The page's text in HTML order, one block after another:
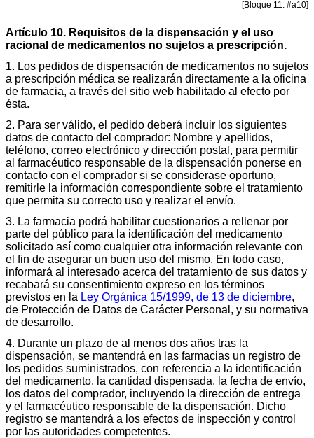
[Bloque 11: #a10]
Artículo 10. Requisitos de la dispensación y el uso
racional de medicamentos no sujetos a prescripción.
1. Los pedidos de dispensación de medicamentos no sujetos
a prescripción médica se realizarán directamente a la oficina
de farmacia, a través del sitio web habilitado al efecto por
ésta.
2. Para ser válido, el pedido deberá incluir los siguientes
datos de contacto del comprador: Nombre y apellidos,
teléfono, correo electrónico y dirección postal, para permitir
al farmacéutico responsable de la dispensación ponerse en
contacto con el comprador si se considerase oportuno,
remitirle la información correspondiente sobre el tratamiento
que permita su correcto uso y realizar el envío.
3. La farmacia podrá habilitar cuestionarios a rellenar por
parte del público para la identificación del medicamento
solicitado así como cualquier otra información relevante con
el fin de asegurar un buen uso del mismo. En todo caso,
informará al interesado acerca del tratamiento de sus datos y
recabará su consentimiento expreso en los términos
previstos en la Ley Orgánica 15/1999, de 13 de diciembre,
de Protección de Datos de Carácter Personal, y su normativa
de desarrollo.
4. Durante un plazo de al menos dos años tras la
dispensación, se mantendrá en las farmacias un registro de
los pedidos suministrados, con referencia a la identificación
del medicamento, la cantidad dispensada, la fecha de envío,
los datos del comprador, incluyendo la dirección de entrega
y el farmacéutico responsable de la dispensación. Dicho
registro se mantendrá a los efectos de inspección y control
por las autoridades competentes.